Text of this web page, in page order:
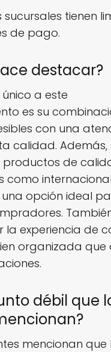
sucursales tienen
de pago.
destacar?
a este
es su
con una
calidad. Además,
de
como
opción ideal
la experiencia de
organizada que
débil que
mencionan que